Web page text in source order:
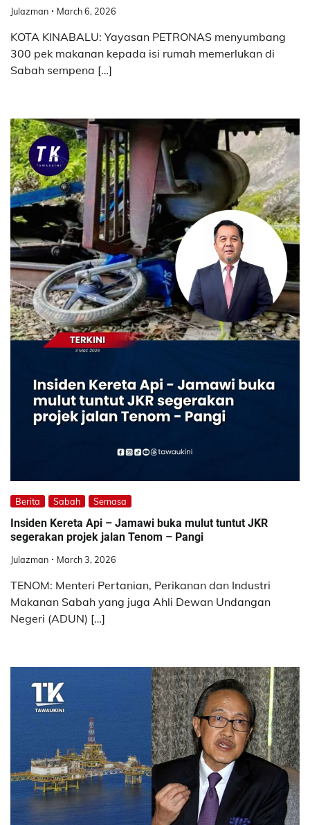
Julazman March 6, 2026
KOTA KINABALU: Yayasan PETRONAS menyumbang
300 pek makanan kepada isi rumah memerlukan di
Sabah sempena […]
Berita Sabah Semasa
Insiden Kereta Api – Jamawi buka mulut tuntut JKR
segerakan projek jalan Tenom – Pangi
Julazman March 3, 2026
TENOM: Menteri Pertanian, Perikanan dan Industri
Makanan Sabah yang juga Ahli Dewan Undangan
Negeri (ADUN) […]